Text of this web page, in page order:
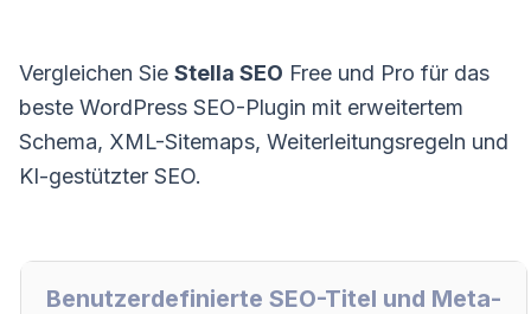
Vergleichen Sie Stella SEO Free und Pro für das
beste WordPress SEO-Plugin mit erweitertem
Schema, XML-Sitemaps, Weiterleitungsregeln und
KI-gestützter SEO.
Benutzerdefinierte SEO-Titel und Meta-